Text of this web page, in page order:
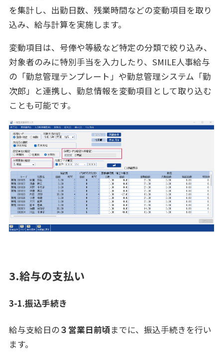
を集計し、出勤日数、残業時間などの変動項目を取り
込み、給与計算を実施します。
変動項目は、号俸や等級など特定の分類で絞り込み、
対象者のみに特別手当を入力したり、SMILE人事給与
の「勤怠管理テンプレート」や勤怠管理システム「勤
次郎」と連携し、勤怠情報を変動項目として取り込む
ことも可能です。
3.給与の支払い
3-1.振込手続き
給与支給日の３営業日前頃までに、振込手続きを行い
ます。